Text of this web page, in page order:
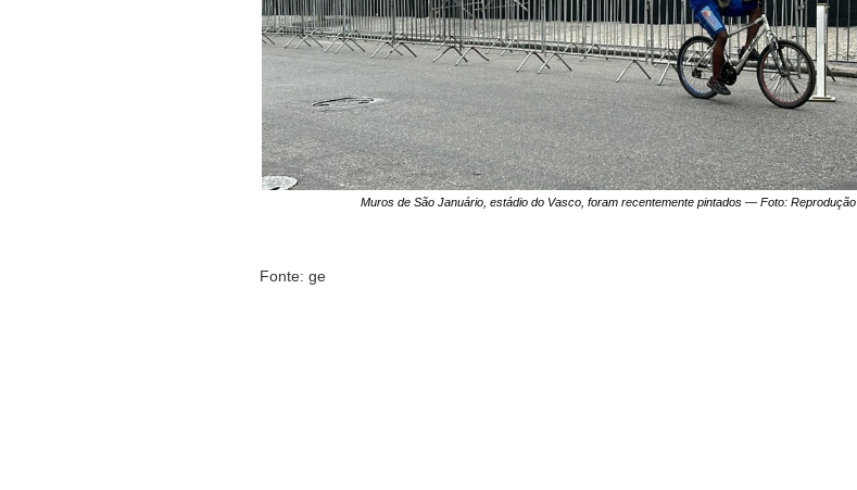
Muros de São Januário, estádio do Vasco, foram recentemente pintados — Foto: Reprodução
Fonte: ge